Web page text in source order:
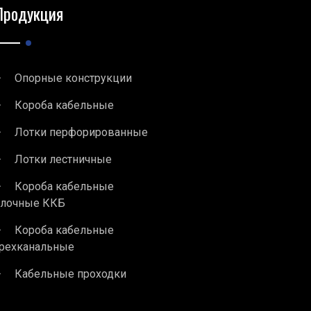
Опорные конструкции
Короба кабельные
Лотки перфорированные
Лотки лестничные
Короба кабельные
ККБ
Короба кабельные
Кабельные проходки